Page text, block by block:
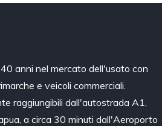
anni nel mercato dell'usato con
e veicoli commerciali.
raggiungibili dall'autostrada A1,
a circa 30 minuti dall'Aeroporto